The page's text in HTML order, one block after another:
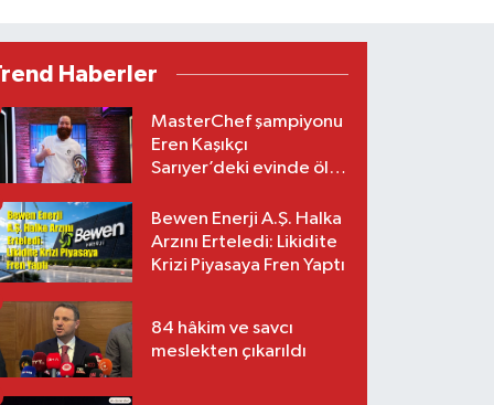
Haberler
MasterChef şampiyonu
Eren Kaşıkçı
Sarıyer’deki evinde ölü
Bewen Enerji A.Ş. Halka
Arzını Erteledi: Likidite
Krizi Piyasaya Fren Yaptı
84 hâkim ve savcı
meslekten çıkarıldı